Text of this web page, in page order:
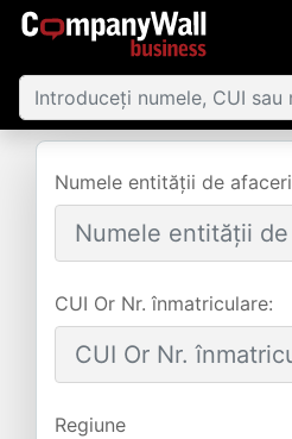
Numele entității de afaceri
CUI Or Nr. înmatriculare:
Regiune